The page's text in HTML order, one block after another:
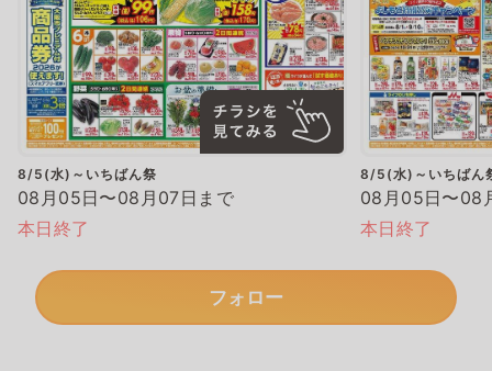
8/5(水)～いちばん祭
08月05日〜08月07日まで
本日終了
8/5(水)～いちばん
08月05日〜08
本日終了
フォロー